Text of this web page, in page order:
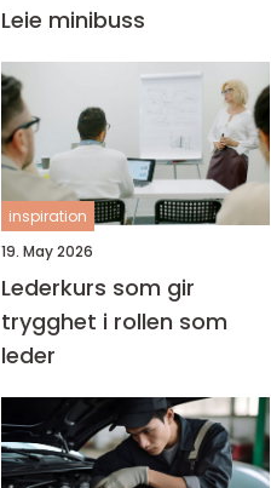
Leie minibuss
inspiration
19. May 2026
Lederkurs som gir
trygghet i rollen som
leder